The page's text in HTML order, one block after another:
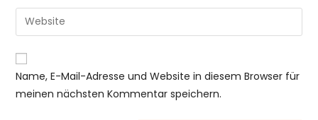
zum
Kommentieren
ein
E-
Mail-
zum
Kommentieren
ein
Gib
deine
Website-
URL
Name, E-Mail-Adresse und Website in diesem Browser für
meinen nächsten Kommentar speichern.